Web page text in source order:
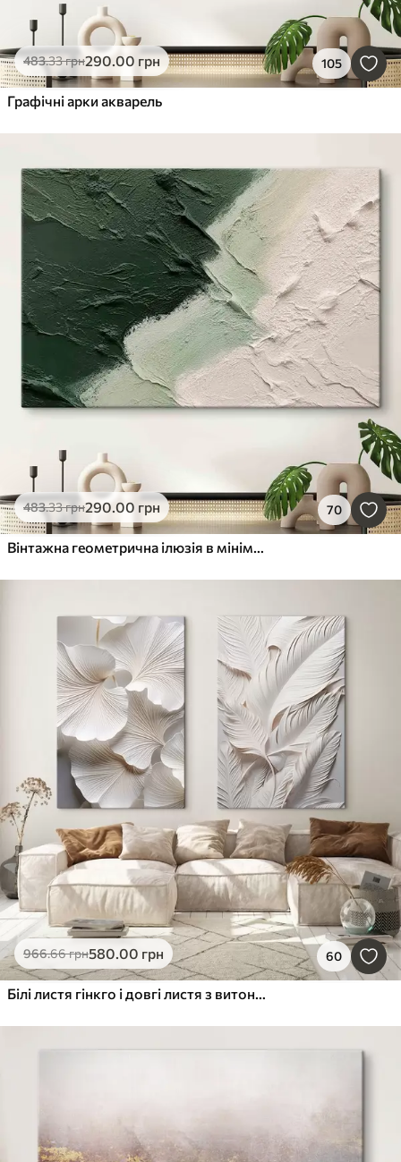
483.33грн290.00 грн 105
Графічні арки акварель
483.33грн290.00 грн 70
Вінтажна геометрична ілюзія в мінімалістичному стилі
966.66грн580.00 грн 60
Білі листя гінкго і довгі листя з витонченими деталями, що створюють ефект текстури і багатошаровості, мінімалістичне мистецтво